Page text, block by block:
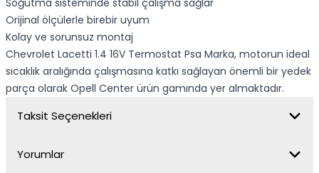
Soğutma sisteminde stabil çalışma sağlar
Orijinal ölçülerle birebir uyum
Kolay ve sorunsuz montaj
Chevrolet Lacetti 1.4 16V Termostat Psa Marka, motorun ideal
sıcaklık aralığında çalışmasına katkı sağlayan önemli bir yedek
parça olarak Opell Center ürün gamında yer almaktadır.
Taksit Seçenekleri
Yorumlar